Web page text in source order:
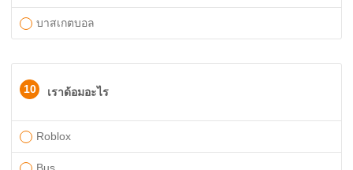
บาสเกตบอล
10 เราด้อมอะไร
Roblox